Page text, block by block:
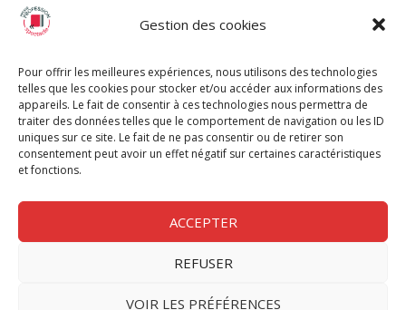
Gestion des cookies
Pour offrir les meilleures expériences, nous utilisons des technologies
telles que les cookies pour stocker et/ou accéder aux informations des
appareils. Le fait de consentir à ces technologies nous permettra de
traiter des données telles que le comportement de navigation ou les ID
uniques sur ce site. Le fait de ne pas consentir ou de retirer son
consentement peut avoir un effet négatif sur certaines caractéristiques
et fonctions.
ACCEPTER
REFUSER
VOIR LES PRÉFÉRENCES
Chèque Intermittents
Chèque Compta
Chèque Emploi Spectacle
G-Pods
Profession Audio-visuel
Le Cahier Pro
Suivre Suivre
Nous contacter